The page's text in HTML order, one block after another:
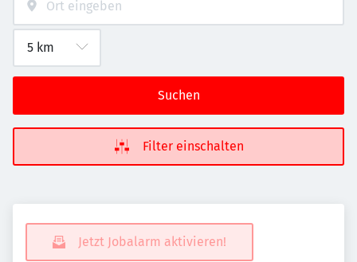
Suchen
Filter einschalten
Jetzt Jobalarm aktivieren!